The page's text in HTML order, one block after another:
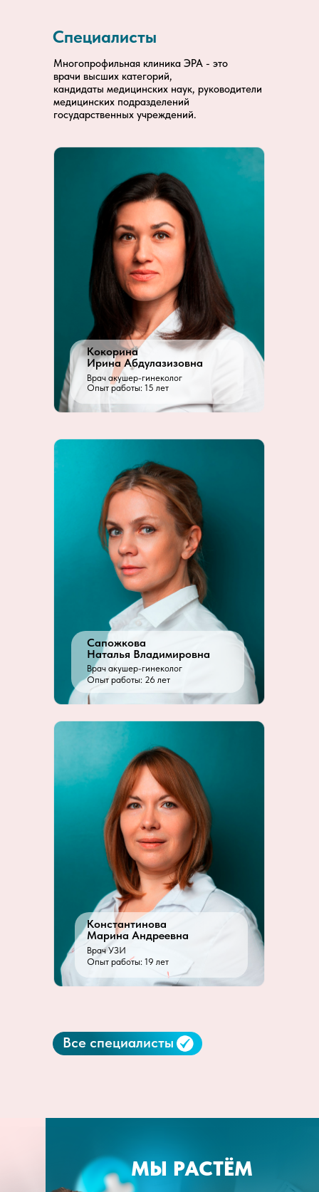
Специалисты
Многопрофильная клиника ЭРА - это
врачи высших категорий,
кандидаты медицинских наук, руководители
медицинских подразделений
государственных учреждений.
Опыт работы: 15 лет
Кокорина
Ирина Абдулазизовна
Врач акушер-гинеколог
Сапожкова
Наталья Владимировна
Врач акушер-гинеколог
Опыт работы: 26 лет
Константинова
Марина Андреевна
Врач УЗИ
Опыт работы: 19 лет
Все специалисты
МЫ РАСТЁМ